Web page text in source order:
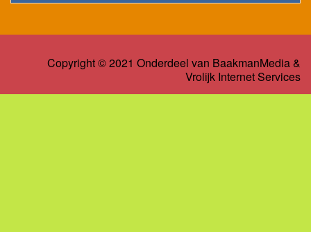
Copyright © 2021 Onderdeel van BaakmanMedia&
Vrolijk Internet Services